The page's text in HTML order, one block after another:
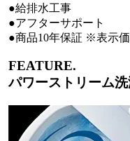
●給排水工事
●アフターサポート
●商品10年保証 ※表示価
FEATURE.
パワーストリーム